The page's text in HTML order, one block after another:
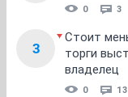
0 3
3
Стоит
торги
владелец
0 13